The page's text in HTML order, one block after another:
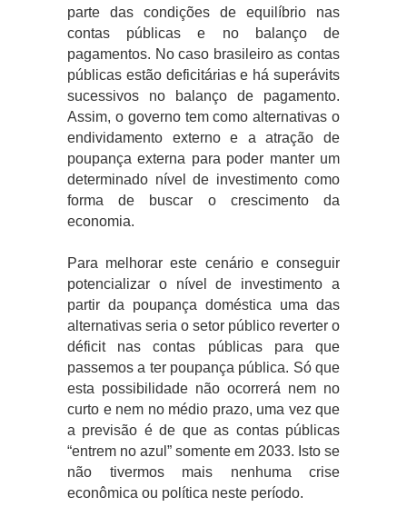
parte das condições de equilíbrio nas
contas públicas e no balanço de
pagamentos. No caso brasileiro as contas
públicas estão deficitárias e há superávits
sucessivos no balanço de pagamento.
Assim, o governo tem como alternativas o
endividamento externo e a atração de
poupança externa para poder manter um
determinado nível de investimento como
forma de buscar o crescimento da
economia.
Para melhorar este cenário e conseguir
potencializar o nível de investimento a
partir da poupança doméstica uma das
alternativas seria o setor público reverter o
déficit nas contas públicas para que
passemos a ter poupança pública. Só que
esta possibilidade não ocorrerá nem no
curto e nem no médio prazo, uma vez que
a previsão é de que as contas públicas
“entrem no azul” somente em 2033. Isto se
não tivermos mais nenhuma crise
econômica ou política neste período.